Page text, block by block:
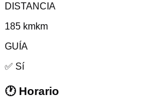
DISTANCIA
185 kmkm
GUÍA
✅ Sí
🕐 Horario